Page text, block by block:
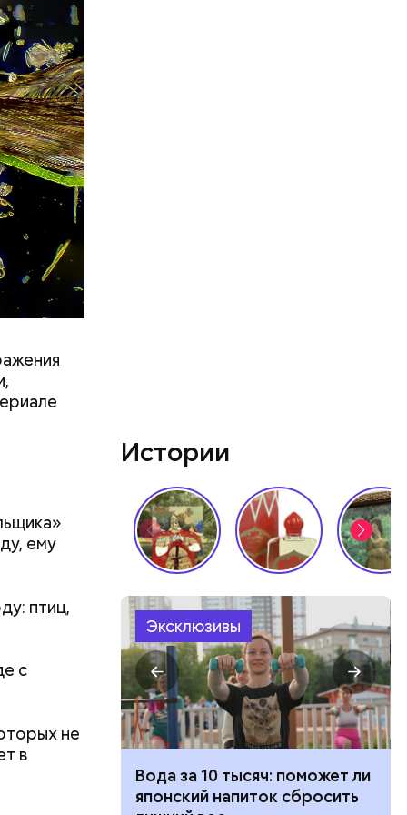
ему
птиц,
с
не
в
важно
же как и
Истории
Эксклюзивы
Вода за 10 тысяч: поможет ли
японский напиток сбросить